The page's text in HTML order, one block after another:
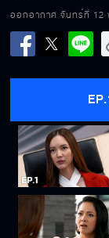
ออกอากาศ จันทร์ที่ 12